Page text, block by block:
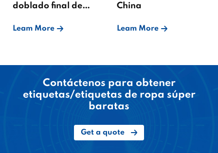
doblado final de
Leam More
China
Leam More
Contáctenos para obtener
etiquetas/etiquetas de ropa súper
baratas
Get a quote